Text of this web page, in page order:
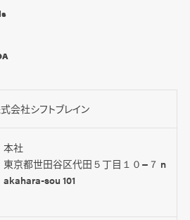
会社シフトブレイン
本社
東京都世田谷区代田５丁目１０−７ n
akahara-sou 101